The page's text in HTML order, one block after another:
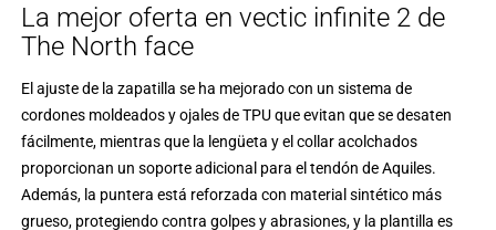
La mejor oferta en vectic infinite 2 de
The North face
El ajuste de la zapatilla se ha mejorado con un sistema de
cordones moldeados y ojales de TPU que evitan que se desaten
fácilmente, mientras que la lengüeta y el collar acolchados
proporcionan un soporte adicional para el tendón de Aquiles.
Además, la puntera está reforzada con material sintético más
grueso, protegiendo contra golpes y abrasiones, y la plantilla es